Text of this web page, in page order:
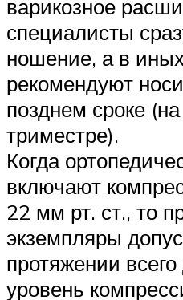
варикозное
специалисты
ношение, а в
рекомендуют
позднем сроке
триместре).
Когда
включают
22 мм рт. ст., то
экземпляры
протяжении
уровень